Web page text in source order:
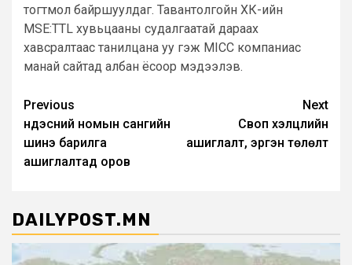
тогтмол байршуулдаг. Тавантолгойн ХК-ийн
MSE:TTL хувьцааны судалгаатай дараах
хавсралтаас танилцана уу гэж MICC компаниас
манай сайтад албан ёсоор мэдээлэв.
Post
navigation
Previous
Үндэсний номын сангийн
шинэ барилга
ашиглалтад оров
Next
Своп хэлцлийн
ашиглалт, эргэн төлөлт
DAILYPOST.MN